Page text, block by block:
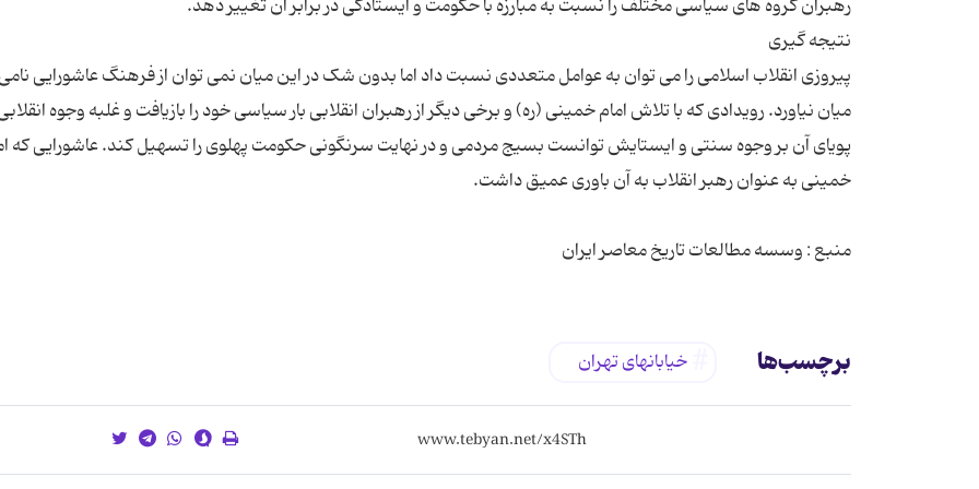
پیروزی انقلاب اسلامی را می توان به عوامل متعددی نسبت داد اما بدون شک در این میان نمی توان از فرهنگ عاشورایی
میان نیاورد. رویدادی که با تلاش امام خمینی (ره) و برخی دیگر از رهبران انقلابی بار سیاسی خود را بازیافت و غلبه وجوه
پویای آن بر وجوه سنتی و ایستایش توانست بسیج مردمی و در نهایت سرنگونی حکومت پهلوی را تسهیل کند. عاشورایی که
منبع : وسسه مطالعات تاریخ معاصر ایران
برچسب‌ها خیابانهای تهران